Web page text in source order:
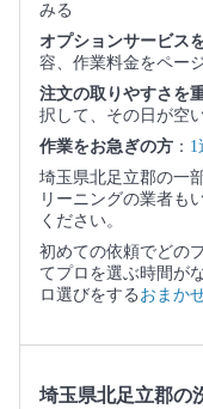
みる
オプションサービス
容、作業料金をペー
注文の取りやすさを
択して、その日が空
作業をお急ぎの方 ： 1
埼玉県北足立郡の一
リーニングの業者も
ください。
初めての依頼でどの
てプロを選ぶ時間が
ロ選びをする おまか
埼玉県北足立郡の